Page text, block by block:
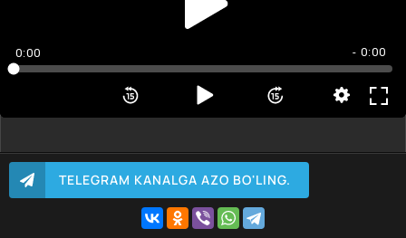
0:00 - 0:00
TELEGRAM KANALGA AZO BO'LING.